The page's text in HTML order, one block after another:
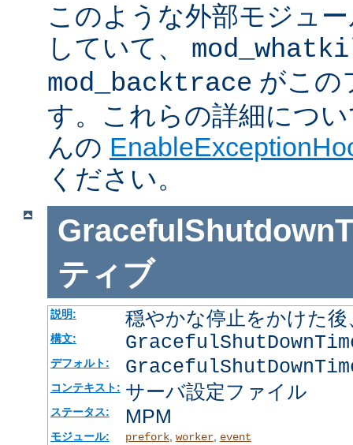
このような外部モジュ
していて、
mod_backtrace がこの
す。これらの詳細につ
んの
ください。
ティブ
説明: 穏やかな停止をかけた
構文:
デフォルト:
コンテキスト: サーバ設定ファイル
ステータス: MPM
モジュール: prefork, worker, event